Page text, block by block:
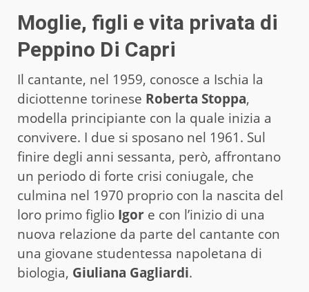
Moglie, figli e vita privata di
Peppino Di Capri
Il cantante, nel 1959, conosce a Ischia la
diciottenne torinese Roberta Stoppa,
modella principiante con la quale inizia a
convivere. I due si sposano nel 1961. Sul
finire degli anni sessanta, però, affrontano
un periodo di forte crisi coniugale, che
culmina nel 1970 proprio con la nascita del
loro primo figlio Igor e con l’inizio di una
nuova relazione da parte del cantante con
una giovane studentessa napoletana di
biologia, Giuliana Gagliardi.